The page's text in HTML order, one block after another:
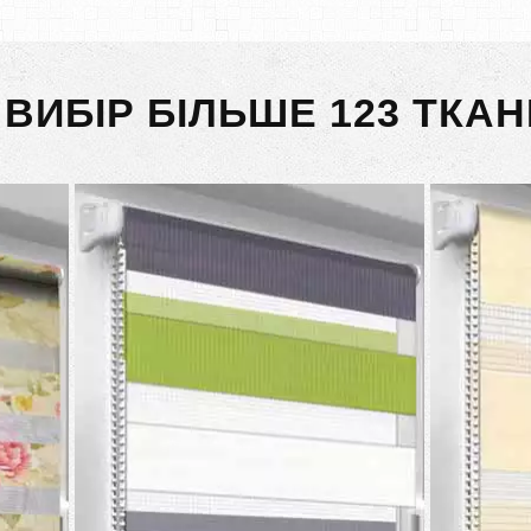
БІЛЬШЕ 123